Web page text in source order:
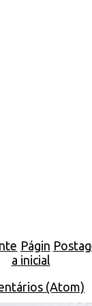
Págin
a inicial
(Atom)